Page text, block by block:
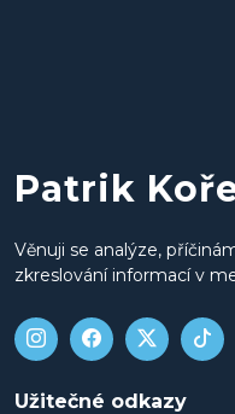
Patrik
Věnuji se analýze,
zkreslování informací v
Užitečné odkazy